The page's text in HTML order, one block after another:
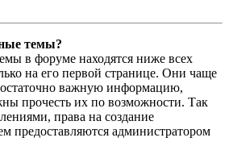
темы?
в форуме находятся ниже всех
на его первой странице. Они чаще
важную информацию,
прочесть их по возможности. Так
права на создание
предоставляются администратором